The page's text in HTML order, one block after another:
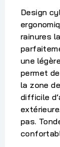
Design
rainures
une
permet
la zone
difficile
pas.